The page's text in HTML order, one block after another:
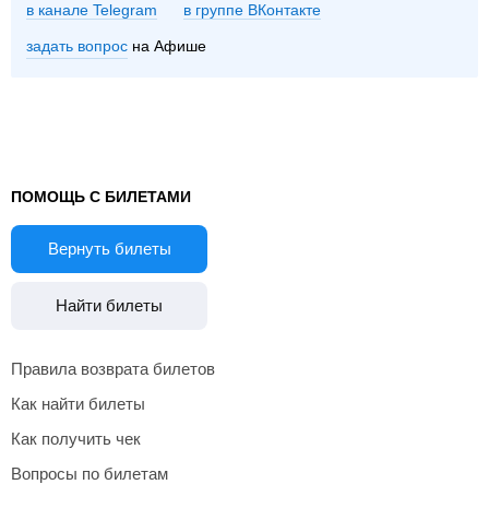
в канале Telegram группе ВКонтакте
задать вопрос на Афише
ПОМОЩЬ С БИЛЕТАМИ
Вернуть билеты
Найти билеты
Правила возврата билетов
Как найти билеты
Как получить чек
Вопросы по билетам